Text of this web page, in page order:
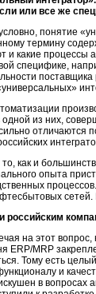
или все же
понятие
термину
и какие
специфике,
из них,
отличаются
то, как и
опыта
сетей.
российским
на этот
ERP/MRP
Тому есть
и
в вопросах